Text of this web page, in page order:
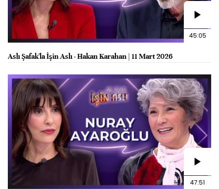
45:05
Aslı Şafak'la İşin Aslı - Hakan Karahan | 11 Mart 2026
47:51